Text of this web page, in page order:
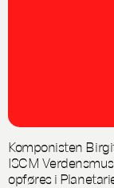
Komponisten
ISCM
opføres i